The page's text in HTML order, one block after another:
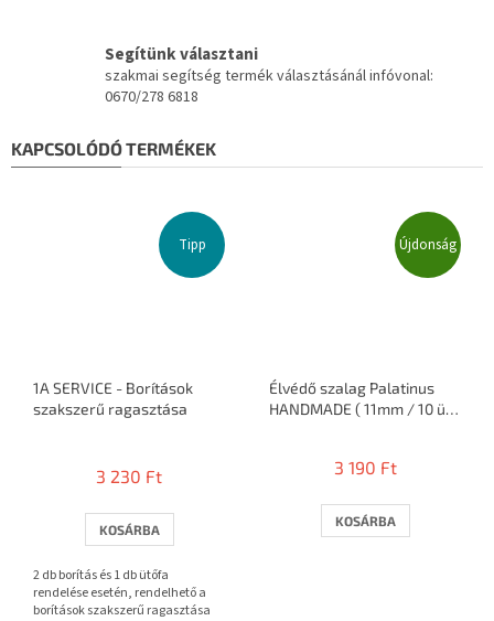
Segítünk választani
szakmai segítség termék választásánál infóvonal:
0670/278 6818
KAPCSOLÓDÓ TERMÉKEK
Tipp
1A SERVICE - Borítások
szakszerű ragasztása
átlagos
5-
ből
csillag.
3 230 Ft
KOSÁRBA
2 db borítás és 1 db ütőfa
rendelése esetén, rendelhető a
borítások szakszerű ragasztása
Újdonság
Élvédő szalag Palatinus
HANDMADE ( 11mm / 10 ütő
3 190 Ft
KOSÁRBA